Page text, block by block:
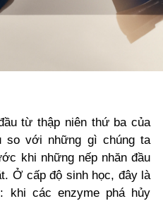
từ thập niên thứ ba của
so với những gì chúng ta
khi những nếp nhăn đầu
Ở cấp độ sinh học, đây là
khi các enzyme phá hủy